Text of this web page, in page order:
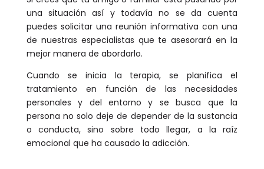
una situación así y todavía no se da cuenta
puedes solicitar una reunión informativa con una
de nuestras especialistas que te asesorará en la
mejor manera de abordarlo.
Cuando se inicia la terapia, se planifica el
tratamiento en función de las necesidades
personales y del entorno y se busca que la
persona no solo deje de depender de la sustancia
o conducta, sino sobre todo llegar, a la raíz
emocional que ha causado la adicción.